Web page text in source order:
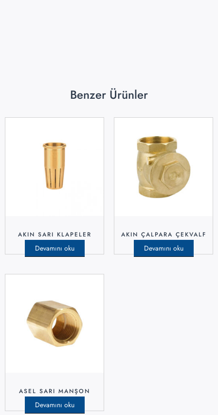
Benzer Ürünler
AKIN SARI KLAPELER
Devamını oku
AKIN ÇALPARA ÇEKVALF
Devamını oku
ASEL SARI MANŞON
Devamını oku